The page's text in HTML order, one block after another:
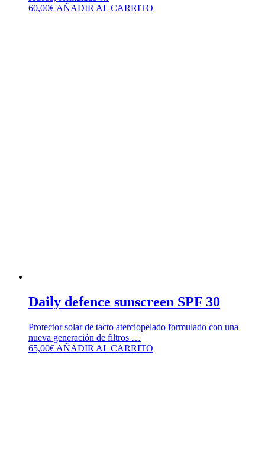
60,00€AÑADIR AL CARRITO
Daily defence sunscreen SPF 30
Protector solar de tacto aterciopelado formulado con una
nueva generación de filtros …
65,00€ AÑADIR AL CARRITO